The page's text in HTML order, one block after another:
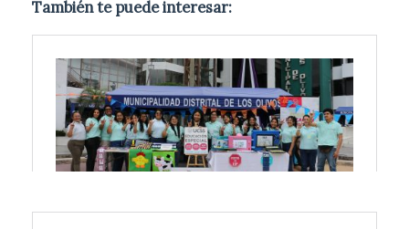
También te puede interesar: